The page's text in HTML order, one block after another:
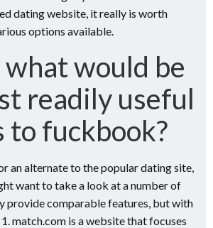
dating website, it really is worth
options available.
would be
readily useful
to fuckbook?
an alternate to the popular dating site,
want to take a look at a number of
provide comparable features, but with
match.com is a website that focuses